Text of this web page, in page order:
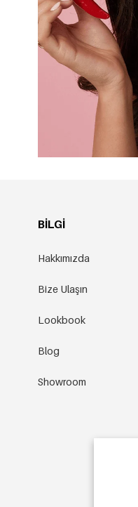
BILGI
Hakkımızda
Bize Ulaşın
Lookbook
Blog
Showroom